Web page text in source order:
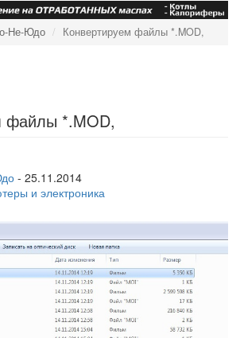
Не-Юдо Конвертируем файлы *.MOD,
файлы *.MOD,
- 25.11.2014
и электроника